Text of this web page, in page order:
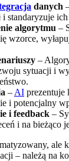
danych
i standaryzuje
algorytmu –
wzorce,
–
sytuacji i
– AI prezentuje
i potencjalny
i feedback –
i na bieżąco
ale
– należą na